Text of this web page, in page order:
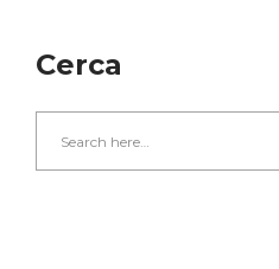
Cerca